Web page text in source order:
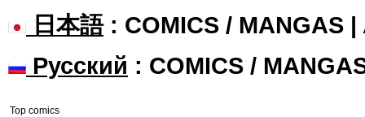
日本語: COMICS / MANGAS |
Русский : COMICS /
Top comics